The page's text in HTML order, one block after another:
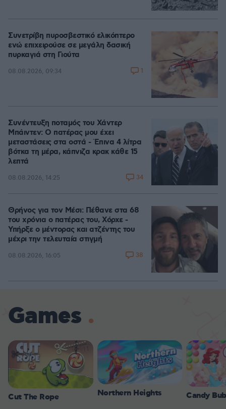
Συνετρίβη πυροσβεστικό ελικόπτερο
ενώ επιχειρούσε σε μεγάλη δασική
πυρκαγιά στη Γιούτα
08.08.2026, 09:34 1
Συνέντευξη ποταμός του Χάντερ
Μπάιντεν: Ο πατέρας μου έχει
μεταστάσεις στα οστά - Έπινα 4 λίτρα
βότκα τη μέρα, κάπνιζα κρακ κάθε 15
λεπτά
08.08.2026, 14:25 34
Θρήνος για τον Μέσι: Πέθανε στα 68
του χρόνια ο πατέρας του, Χόρχε -
Υπήρξε ο μέντορας και ατζέντης του
μέχρι την τελευταία στιγμή
08.08.2026, 16:05 38
Games
Cut The Rope Northern Heights Candy